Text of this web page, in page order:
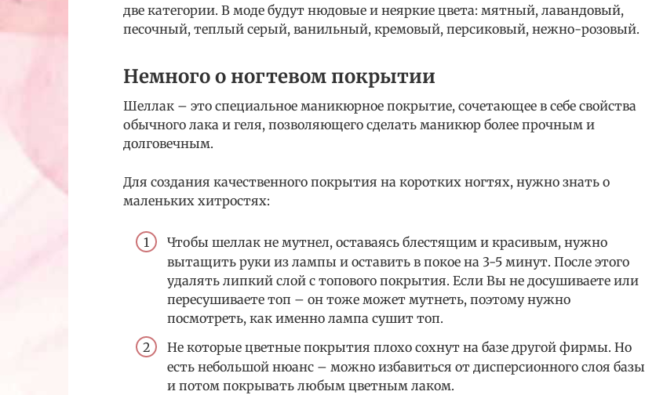
две категории. В моде будут нюдовые и неяркие цвета: мятный, лавандовый,
песочный, теплый серый, ванильный, кремовый, персиковый, нежно-розовый.
Немного о ногтевом покрытии
Шеллак – это специальное маникюрное покрытие, сочетающее в себе свойства
обычного лака и геля, позволяющего сделать маникюр более прочным и
долговечным.
Для создания качественного покрытия на коротких ногтях, нужно знать о
маленьких хитростях:
Чтобы шеллак не мутнел, оставаясь блестящим и красивым, нужно
вытащить руки из лампы и оставить в покое на 3-5 минут. После этого
удалять липкий слой с топового покрытия. Если Вы не досушиваете или
пересушиваете топ – он тоже может мутнеть, поэтому нужно
посмотреть, как именно лампа сушит топ.
Не которые цветные покрытия плохо сохнут на базе другой фирмы. Но
есть небольшой нюанс – можно избавиться от дисперсионного слоя базы
и потом покрывать любым цветным лаком.